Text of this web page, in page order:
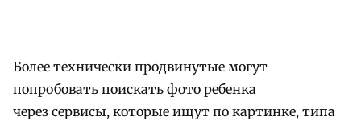
Более технически продвинутые могут
попробовать поискать фото ребенка
через сервисы, которые ищут по картинке, типа